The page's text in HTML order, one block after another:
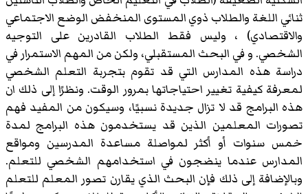
ثنائي اللغة والطلاب ذوي المستوى المنخفض الوضع الاجتماعي
والاقتصادي) ، وليس فقط الطلاب القادرين على التوجيه
الشخصي. و في البحث المستقبلي، ولكن من المهم الاستمرار في
دراسة هذه المدارس التي قد تقوم بتجربة التعلم الشخصي
لمعرفة كيفية تغيير احتياجاتها بمرور الوقت. ونظرًا إلى ذلك ان
هذه البرامج قد لا تزال جديدة نسبيًا، وسيكون من المفيد فهم
تصورات المعلمين الذين قد يستخدمون هذه البرامج لمدة
خمس سنوات أو أكثر لمواصلة مساعدة المدرسين ومواقع
المدارس عندما ينضجون في استخدامهم الشخصي للتعلم.
وبالإضافة إلى ذلك فإن البحث الذي يقارن تصور المعلم للتعلم